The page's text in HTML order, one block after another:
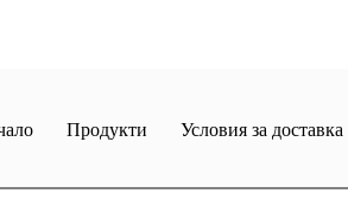
Продукти Условия за доставка